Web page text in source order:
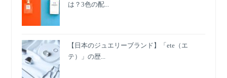
は？3色の配...
【日本のジュエリーブランド】「ete（エ
テ）」の歴...